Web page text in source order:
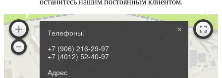
останитесь нашим постоянным клиентом.​​​
×
Телефоны:
+7 (906) 216-29-97
+7 (4012) 52-40-97
Адрес